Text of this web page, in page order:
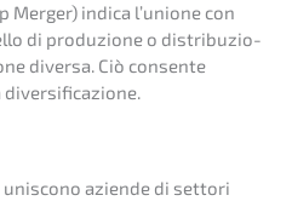
Merger) indica l’unio­ne con
di produ­zi­o­ne o distri­bu­zi­o­
diver­sa. Ciò consen­te
diversificazione.
azien­de di setto­ri